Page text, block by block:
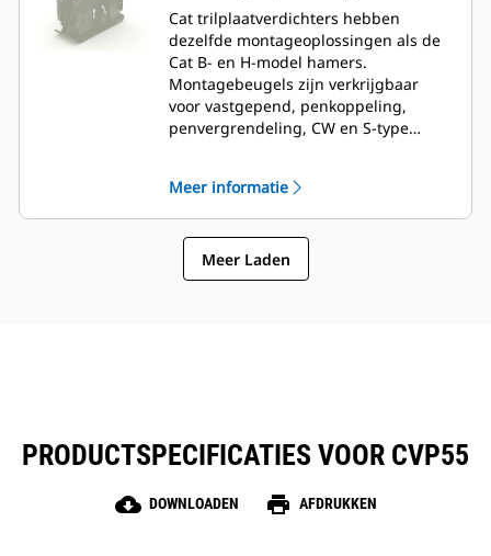
Cat trilplaatverdichters hebben
dezelfde montageoplossingen als de
Cat B- en H-model hamers.
Montagebeugels zijn verkrijgbaar
voor vastgepend, penkoppeling,
penvergrendeling, CW en S-type
Meer informatie
Meer Laden
PRODUCTSPECIFICATIES VOOR CVP55
cloud_download DOWNLOADEN print AFDRUKKEN